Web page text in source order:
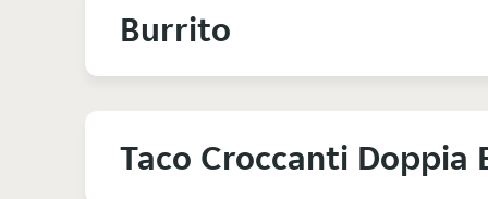
Burrito
Taco Croccanti Doppia